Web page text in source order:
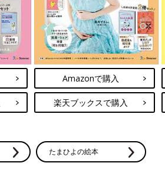
Amazonで購入
楽天ブックスで購入
たまひよの絵本